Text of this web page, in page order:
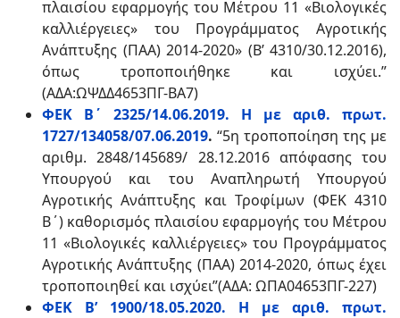
πλαισίου εφαρμογής του Μέτρου 11 «Βιολογικές
καλλιέργειες» του Προγράμματος Αγροτικής
Ανάπτυξης (ΠΑΑ) 2014-2020» (Β’ 4310/30.12.2016),
όπως τροποποιήθηκε και ισχύει.”
(ΑΔΑ:ΩΨΔΔ4653ΠΓ-ΒΑ7)
ΦΕΚ Β΄ 2325/14.06.2019. Η με αριθ. πρωτ.
1727/134058/07.06.2019. “5η τροποποίηση της με
αριθμ. 2848/145689/ 28.12.2016 απόφασης του
Υπουργού και του Αναπληρωτή Υπουργού
Αγροτικής Ανάπτυξης και Τροφίμων (ΦΕΚ 4310
Β΄) καθορισμός πλαισίου εφαρμογής του Μέτρου
11 «Βιολογικές καλλιέργειες» του Προγράμματος
Αγροτικής Ανάπτυξης (ΠΑΑ) 2014-2020, όπως έχει
τροποποιηθεί και ισχύει”(ΑΔΑ: ΩΠΑ04653ΠΓ-227)
ΦΕΚ Β’ 1900/18.05.2020. Η με αριθ. πρωτ.